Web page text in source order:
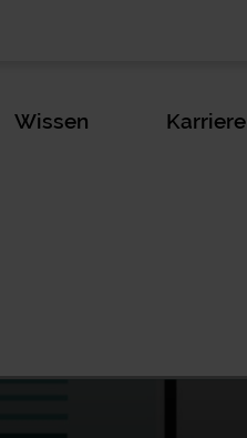
Wissen Karriere